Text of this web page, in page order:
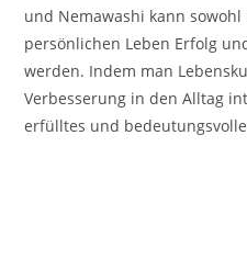
und Nemawashi kann
persönlichen Leben Erfolg
werden. Indem man
Verbesserung in den Alltag
erfülltes und